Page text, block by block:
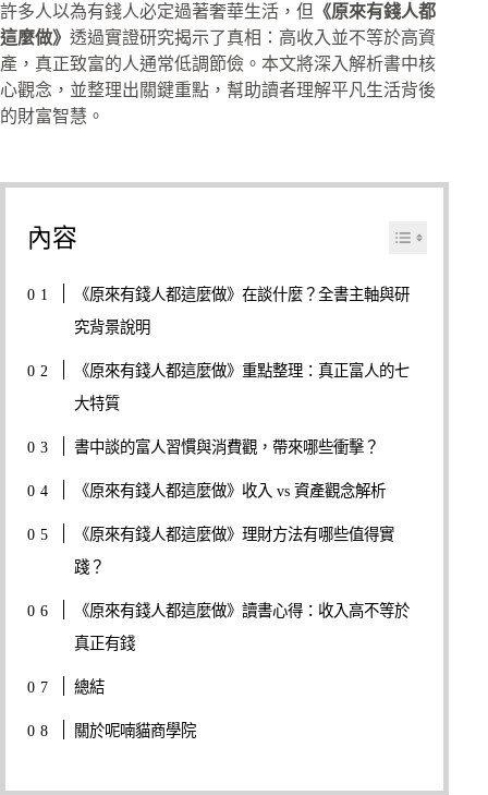
許多人以為有錢人必定過著奢華生活，但 《原來有錢人都
這麼做》 透過實證研究揭示了真相：高收入並不等於高資
產，真正致富的人通常低調節儉。本文將深入解析書中核
心觀念，並整理出關鍵重點，幫助讀者理解平凡生活背後
的財富智慧。
內容
《原來有錢人都這麼做》在談什麼？全書主軸與研
究背景說明
《原來有錢人都這麼做》重點整理：真正富人的七
大特質
書中談的富人習慣與消費觀，帶來哪些衝擊？
《原來有錢人都這麼做》收入 vs 資產觀念解析
《原來有錢人都這麼做》理財方法有哪些值得實
踐？
《原來有錢人都這麼做》讀書心得：收入高不等於
真正有錢
總結
關於呢喃貓商學院